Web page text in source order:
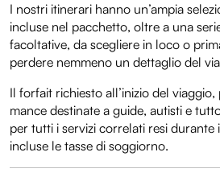
I nostri itinerari hanno un’ampia
incluse nel pacchetto, oltre a una
facoltative, da scegliere in loco o
perdere nemmeno un dettaglio del
Il forfait richiesto all’inizio del
mance destinate a guide, autisti e
per tutti i servizi correlati resi
incluse le tasse di soggiorno.